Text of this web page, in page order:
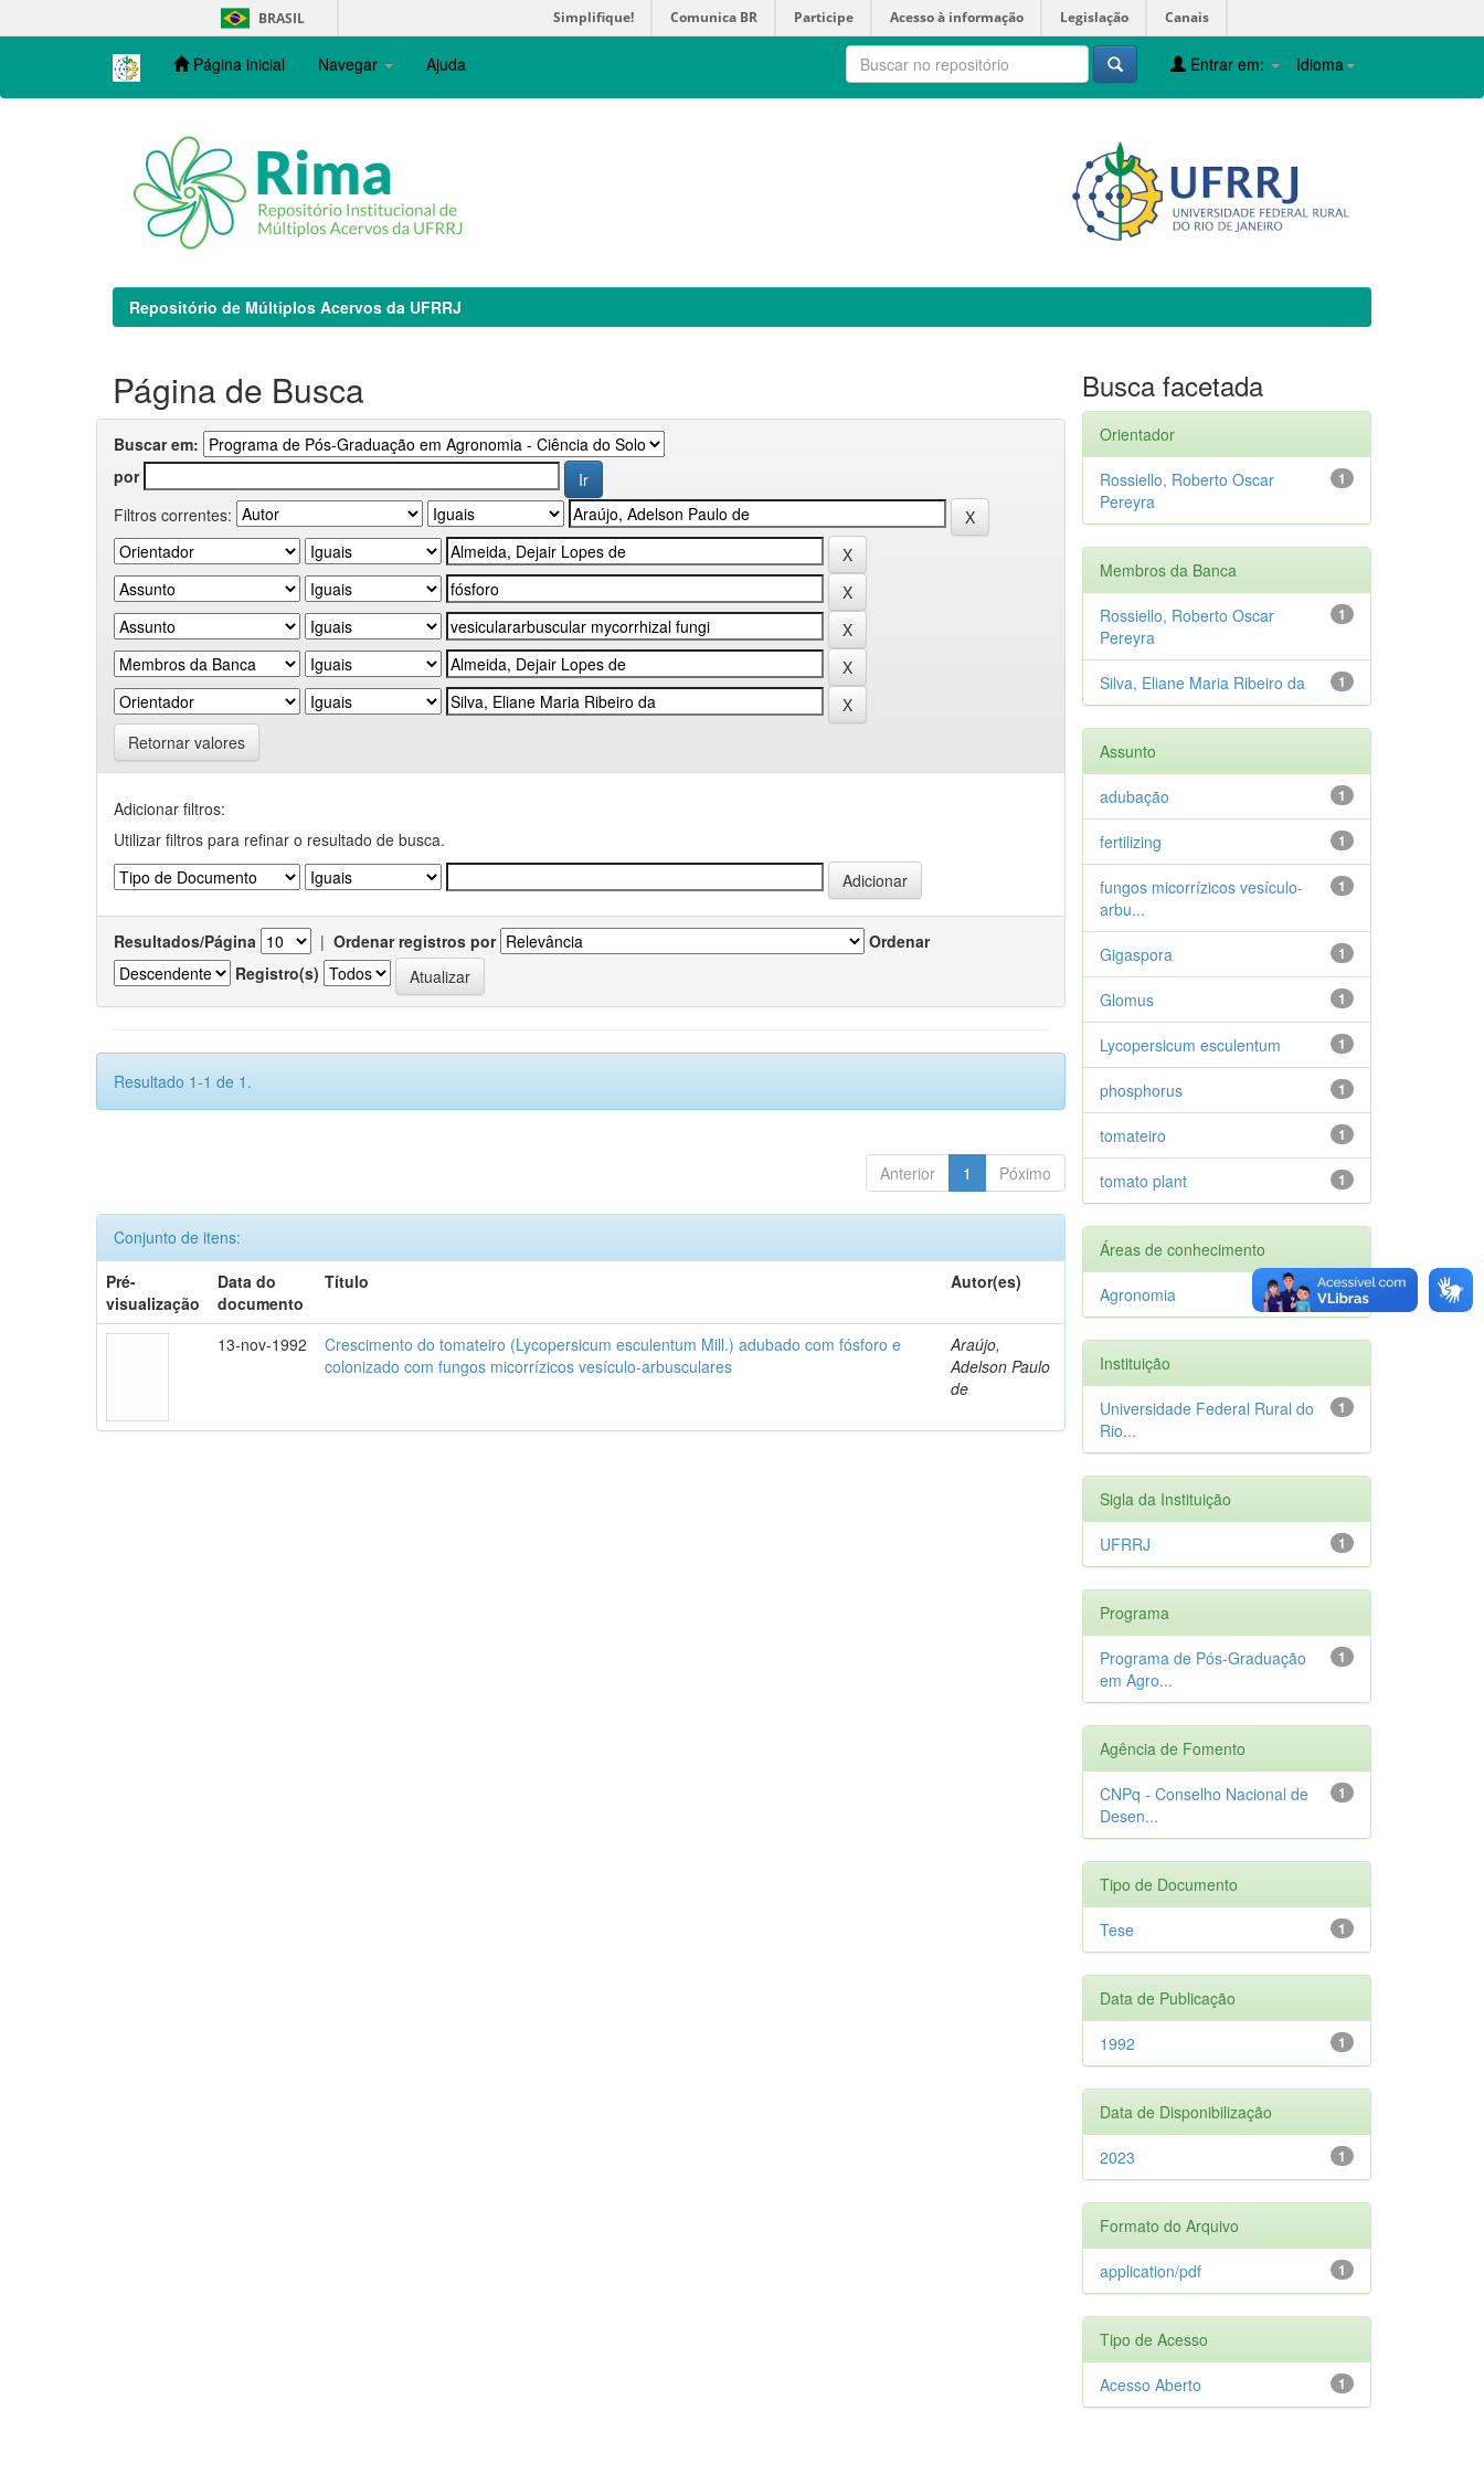
navigation
BRASIL Simplifique! Comunica BR Participe Acesso à informação Legislação Canais
Página inicial Navegar Ajuda Idioma
Entrar em:
Repositório de Múltiplos Acervos da UFRRJ
Página de Busca
Buscar em:
por
Filtros correntes:
Retornar valores
Adicionar filtros:
Utilizar filtros para refinar o resultado de busca.
Resultados/Página | Ordenar registros por
Ordenar
Registro(s)
Resultado 1-1 de 1.
Anterior 1 Póximo
Conjunto de itens:
Pré-
visualização
Data do
documento
Título Autor(es)
13-nov-1992
Crescimento do tomateiro (Lycopersicum esculentum Mill.) adubado com fósforo e
colonizado com fungos micorrízicos vesículo-arbusculares
Araújo,
Adelson Paulo
de
Busca facetada
Orientador
1
Rossiello, Roberto Oscar
Pereyra
Membros da Banca
1
Rossiello, Roberto Oscar
Pereyra
1
Silva, Eliane Maria Ribeiro da
Assunto
1
adubação
1
fertilizing
1
fungos micorrízicos vesículo-
arbu...
1
Gigaspora
1
Glomus
1
Lycopersicum esculentum
1
phosphorus
1
tomateiro
1
tomato plant
Áreas de conhecimento
1
Agronomia
Instituição
1
Universidade Federal Rural do
Rio...
Sigla da Instituição
1
UFRRJ
Programa
1
Programa de Pós-Graduação
em Agro...
Agência de Fomento
1
CNPq - Conselho Nacional de
Desen...
Tipo de Documento
1
Tese
Data de Publicação
1
1992
Data de Disponibilização
1
2023
Formato do Arquivo
1
application/pdf
Tipo de Acesso
1
Acesso Aberto